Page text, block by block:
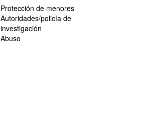
Protección de menores
Autoridades/policía de
investigación
Abuso